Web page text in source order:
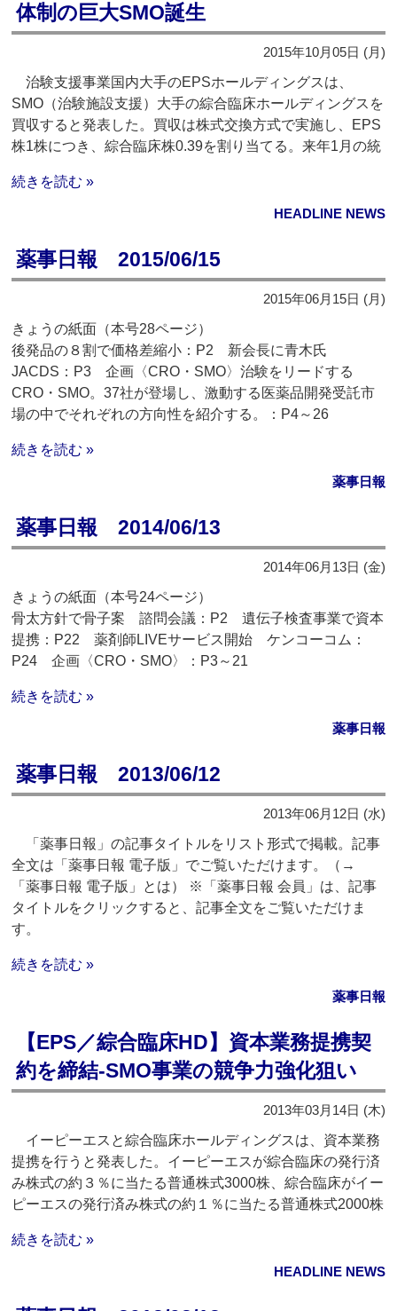
体制の巨大SMO誕生
2015年10月05日 (月)
治験支援事業国内大手のEPSホールディングスは、
SMO（治験施設支援）大手の綜合臨床ホールディングスを
買収すると発表した。買収は株式交換方式で実施し、EPS
株1株につき、綜合臨床株0.39を割り当てる。来年1月の統
続きを読む »
HEADLINE NEWS
薬事日報 2015/06/15
2015年06月15日 (月)
きょうの紙面（本号28ページ）
後発品の８割で価格差縮小：P2 新会長に青木氏
JACDS：P3 企画〈CRO・SMO〉治験をリードする
CRO・SMO。37社が登場し、激動する医薬品開発受託市
場の中でそれぞれの方向性を紹介する。：P4～26
続きを読む »
薬事日報
薬事日報 2014/06/13
2014年06月13日 (金)
きょうの紙面（本号24ページ）
骨太方針で骨子案 諮問会議：P2 遺伝子検査事業で資本
提携：P22 薬剤師LIVEサービス開始 ケンコーコム：
P24 企画〈CRO・SMO〉：P3～21
続きを読む »
薬事日報
薬事日報 2013/06/12
2013年06月12日 (水)
「薬事日報」の記事タイトルをリスト形式で掲載。記事
全文は「薬事日報 電子版」でご覧いただけます。（→
「薬事日報 電子版」とは） ※「薬事日報 会員」は、記事
タイトルをクリックすると、記事全文をご覧いただけま
す。
続きを読む »
薬事日報
【EPS／綜合臨床HD】資本業務提携契
約を締結‐SMO事業の競争力強化狙い
2013年03月14日 (木)
イーピーエスと綜合臨床ホールディングスは、資本業務
提携を行うと発表した。イーピーエスが綜合臨床の発行済
み株式の約３％に当たる普通株式3000株、綜合臨床がイー
ピーエスの発行済み株式の約１％に当たる普通株式2000株
続きを読む »
HEADLINE NEWS